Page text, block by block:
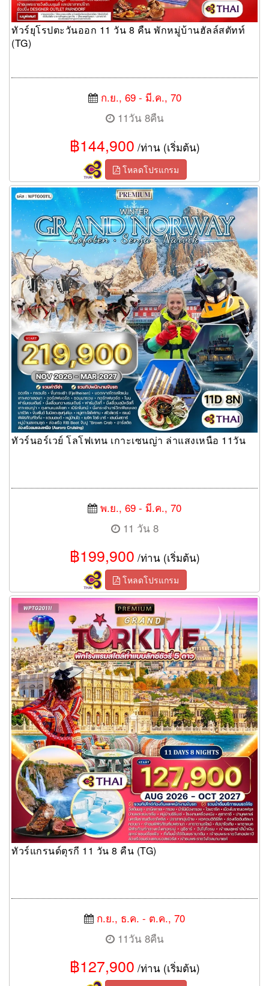
ทัวร์ยุโรปตะวันออก 11 วัน 8 คืน พักหมู่บ้านฮัลล์สตัทท์
(TG)
ก.ย., 69 - มี.ค., 70
11วัน 8คืน
฿144,900 /ท่าน (เริ่มต้น)
โหลดโปรแกรม
ทัวร์นอร์เวย์ โลโฟเทน เกาะเซนญ่า ล่าแสงเหนือ 11วัน
ทัวร์นอร์เวย์ โลโฟเทน เกาะเซนญ่า ล่าแสงเหนือ 11วัน
พ.ย., 69 - มี.ค., 70
11 วัน 8
฿199,900 /ท่าน (เริ่มต้น)
โหลดโปรแกรม
ทัวร์แกรนด์ตุรกี 11 วัน 8 คืน (TG)
ทัวร์แกรนด์ตุรกี 11 วัน 8 คืน (TG)
ก.ย., ธ.ค. - ต.ค., 70
11วัน 8คืน
฿127,900 /ท่าน (เริ่มต้น)